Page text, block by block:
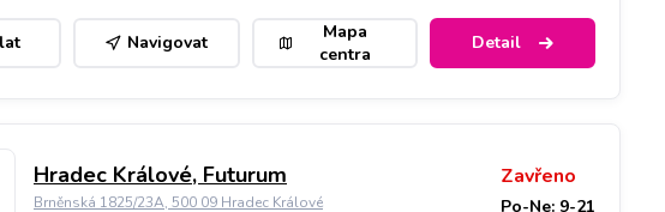
Navigovat
Mapa
centra
Detail
Hradec Králové, Futurum
Brněnská 1825/23A, 500 09 Hradec Králové
Zavřeno
Po-Ne: 9-21